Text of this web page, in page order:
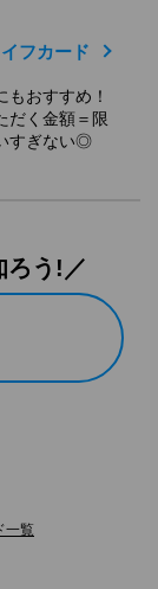
フカード
もおすすめ！
だく金額＝限
すぎない◎
ろう!／
一覧